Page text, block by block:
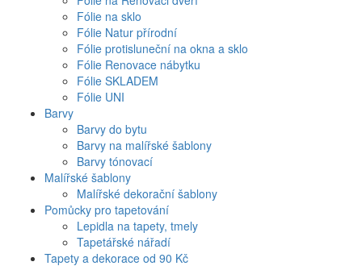
Fólie na sklo
Fólie Natur přírodní
Fólie protisluneční na okna a sklo
Fólie Renovace nábytku
Fólie SKLADEM
Fólie UNI
Barvy
Barvy do bytu
Barvy na malířské šablony
Barvy tónovací
Malířské šablony
Malířské dekorační šablony
Pomůcky pro tapetování
Lepidla na tapety, tmely
Tapetářské nářadí
Tapety a dekorace od 90 Kč